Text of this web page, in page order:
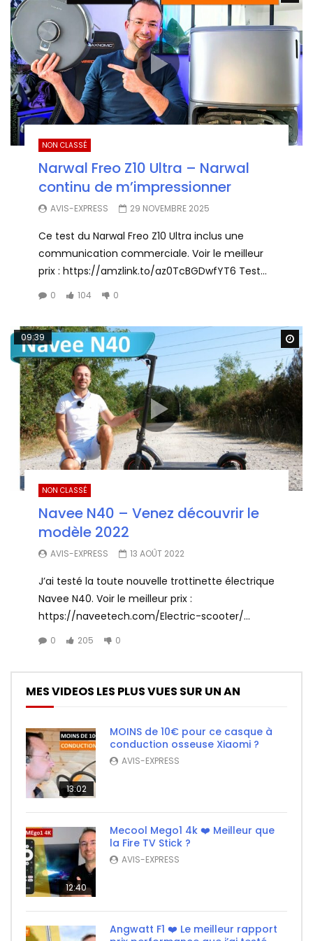
NON CLASSÉ
Narwal Freo Z10 Ultra – Narwal
continu de m’impressionner
AVIS-EXPRESS 29 NOVEMBRE 2025
Ce test du Narwal Freo Z10 Ultra inclus une
communication commerciale. Voir le meilleur
prix : https://amzlink.to/az0TcBGDwfYT6 Test...
0 104 0
09:39
NON CLASSÉ
Navee N40 – Venez découvrir le
modèle 2022
AVIS-EXPRESS 13 AOÛT 2022
J’ai testé la toute nouvelle trottinette électrique
Navee N40. Voir le meilleur prix :
https://naveetech.com/Electric-scooter/...
0 205 0
MES VIDEOS LES PLUS VUES SUR UN AN
13:02
MOINS de 10€ pour ce casque à
conduction osseuse Xiaomi ?
AVIS-EXPRESS
12:40
Mecool Mego1 4k ❤️ Meilleur que
la Fire TV Stick ?
AVIS-EXPRESS
Angwatt F1 ❤️ Le meilleur rapport